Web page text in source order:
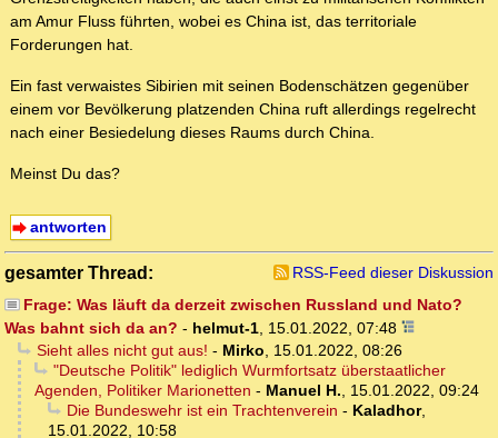
am Amur Fluss führten, wobei es China ist, das territoriale
Forderungen hat.
Ein fast verwaistes Sibirien mit seinen Bodenschätzen gegenüber
einem vor Bevölkerung platzenden China ruft allerdings regelrecht
nach einer Besiedelung dieses Raums durch China.
Meinst Du das?
antworten
gesamter Thread:
RSS-Feed dieser Diskussion
Frage: Was läuft da derzeit zwischen Russland und Nato?
Was bahnt sich da an? - helmut-1, 15.01.2022, 07:48
Sieht alles nicht gut aus! - Mirko, 15.01.2022, 08:26
"Deutsche Politik" lediglich Wurmfortsatz überstaatlicher
Agenden, Politiker Marionetten - Manuel H., 15.01.2022, 09:24
Die Bundeswehr ist ein Trachtenverein - Kaladhor,
15.01.2022, 10:58